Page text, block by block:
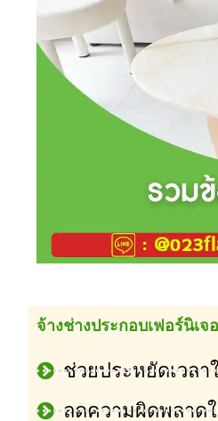
จ้างช่างประกอบเฟอร์นิเจ
ช่วยประหยัดเวลา
ลดความผิดพลาด